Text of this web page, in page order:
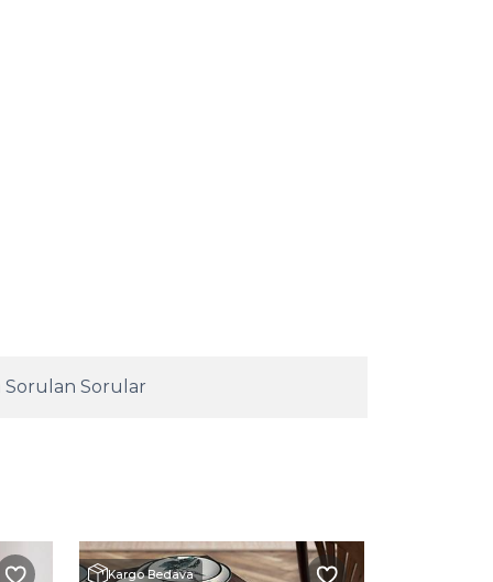
Sorulan Sorular
Kargo Bedava